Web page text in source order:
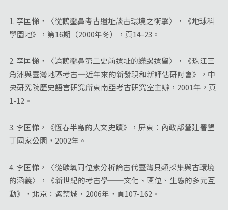
1. 李匡悌，〈從鵝鑾鼻考古遺址談古環境之衝擊〉，《地球科
學園地》，第16期（2000年冬），頁14-23。
2. 李匡悌，〈論鵝鑾鼻第二史前遺址的蠑螺遺留〉，《珠江三
角洲與臺灣地區考古─近年來的新發現和新評估研討會》，中
央研究院歷史語言研究所東南亞考古研究室主辦，2001年，頁
1-12。
3. 李匡悌，《恆春半島的人文史蹟》，屏東：內政部營建署墾
丁國家公園，2002年。
4. 李匡悌，〈從碳氧同位素分析論古代臺灣貝類採集與古環境
的涵義〉，《新世紀的考古學──文化、區位、生態的多元互
動》，北京：紫禁城，2006年，頁107-162。